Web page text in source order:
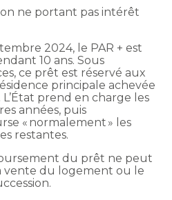
ne portant pas intérêt
2024, le PAR + est
10 ans. Sous
ce prêt est réservé aux
principale achevée
prend en charge les
années, puis
« normalement » les
restantes.
du prêt ne peut
vente du logement ou le